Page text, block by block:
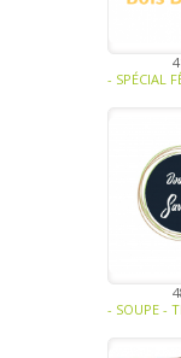
- SPÉCIAL
- SOUPE -